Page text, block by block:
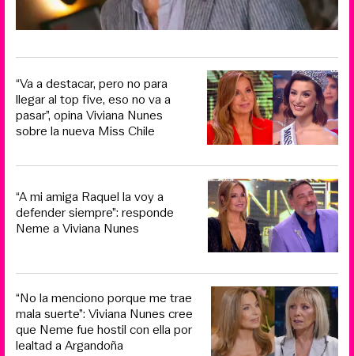
“Va a destacar, pero no para
llegar al top five, eso no va a
pasar”, opina Viviana Nunes
sobre la nueva Miss Chile
“A mi amiga Raquel la voy a
defender siempre”: responde
Neme a Viviana Nunes
“No la menciono porque me trae
mala suerte”: Viviana Nunes cree
que Neme fue hostil con ella por
lealtad a Argandoña